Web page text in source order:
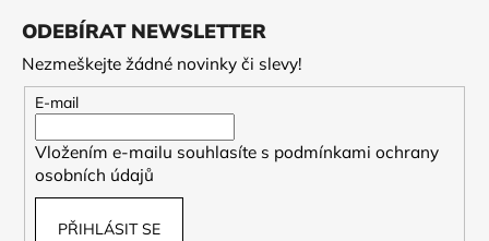
ODEBÍRAT NEWSLETTER
Nezmeškejte žádné novinky či slevy!
E-mail
Vložením e-mailu souhlasíte s podmínkami ochrany
osobních údajů
PŘIHLÁSIT SE